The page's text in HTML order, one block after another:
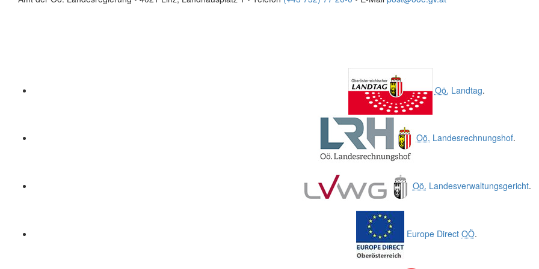
Oö. Landtag.
Oö. Landesrechnungshof.
Oö. Landesverwaltungsgericht.
Europe Direct OÖ.